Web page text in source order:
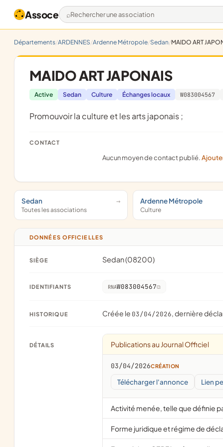
Assoce Rechercher une association
Départements ARDENNES Ardenne Métropole Sedan MAIDO ART
MAIDO ART JAPONAIS
Active Sedan Culture Échanges locaux W083004567
promouvoir la culture et les arts japonais ;
CONTACT
Aucun moyen de contact publié.
Sedan
Toutes les associations
Ardenne Métropole
Culture
DONNÉES OFFICIELLES
SIÈGE Sedan (08200)
IDENTIFIANTS RNAW083004567
HISTORIQUE Créée le 03/04/2026, dernière
DÉTAILS Publications au Journal Officiel
03/04/2026CRÉATION
Télécharger l'annonce Lien
Activité menée, telle que définie
Forme juridique et régime de